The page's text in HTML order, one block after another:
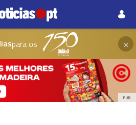
para os ×
PUB